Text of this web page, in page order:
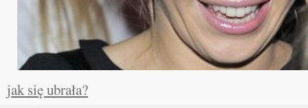
jak się ubrała?